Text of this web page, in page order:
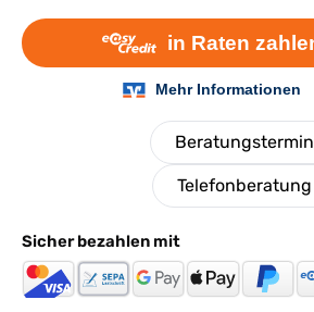
Beratungstermin
Telefonberatung
Sicher bezahlen mit